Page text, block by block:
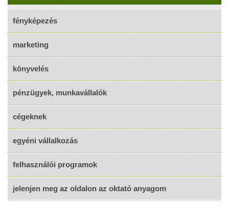
fényképezés
marketing
könyvelés
pénzügyek, munkavállalók
cégeknek
egyéni vállalkozás
felhasználói programok
jelenjen meg az oldalon az oktató anyagom